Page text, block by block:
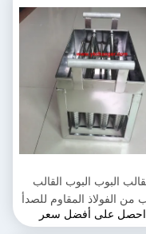
البوب البوب القالب
من الفولاذ المقاوم للصدأ
التجاري نوع سلة
احصل على أفضل سعر